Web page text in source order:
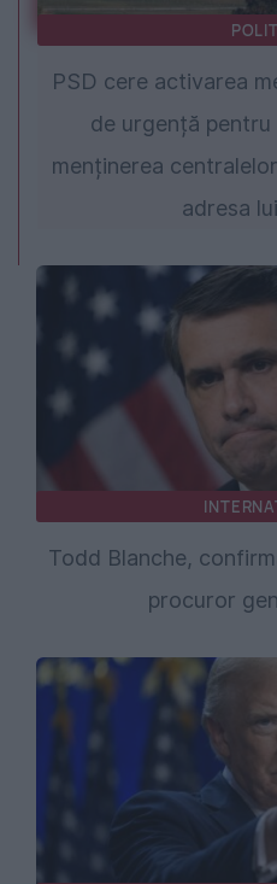
PSD cere activarea
de urgență pentru
menținerea
adresa
Todd Blanche,
procuror